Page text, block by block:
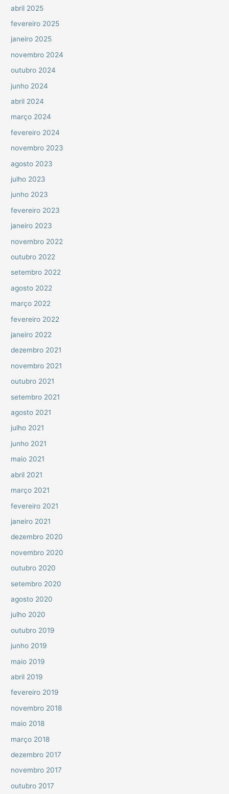
abril 2025
fevereiro 2025
janeiro 2025
novembro 2024
outubro 2024
junho 2024
abril 2024
março 2024
fevereiro 2024
novembro 2023
agosto 2023
julho 2023
junho 2023
fevereiro 2023
janeiro 2023
novembro 2022
outubro 2022
setembro 2022
agosto 2022
março 2022
fevereiro 2022
janeiro 2022
dezembro 2021
novembro 2021
outubro 2021
setembro 2021
agosto 2021
julho 2021
junho 2021
maio 2021
abril 2021
março 2021
fevereiro 2021
janeiro 2021
dezembro 2020
novembro 2020
outubro 2020
setembro 2020
agosto 2020
julho 2020
outubro 2019
junho 2019
maio 2019
abril 2019
fevereiro 2019
novembro 2018
maio 2018
março 2018
dezembro 2017
novembro 2017
outubro 2017